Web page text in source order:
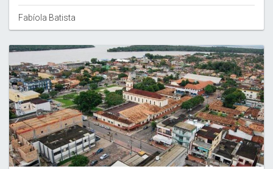
Fabíola Batista